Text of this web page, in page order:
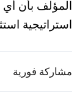
المؤلف بأن أي
استراتيجية
مشاركة فورية